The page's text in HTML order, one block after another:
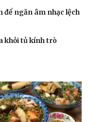
nghệ
điệu
nghệ
nghiệm
để ngăn âm nhạc lệch
khỏi tủ kính trò